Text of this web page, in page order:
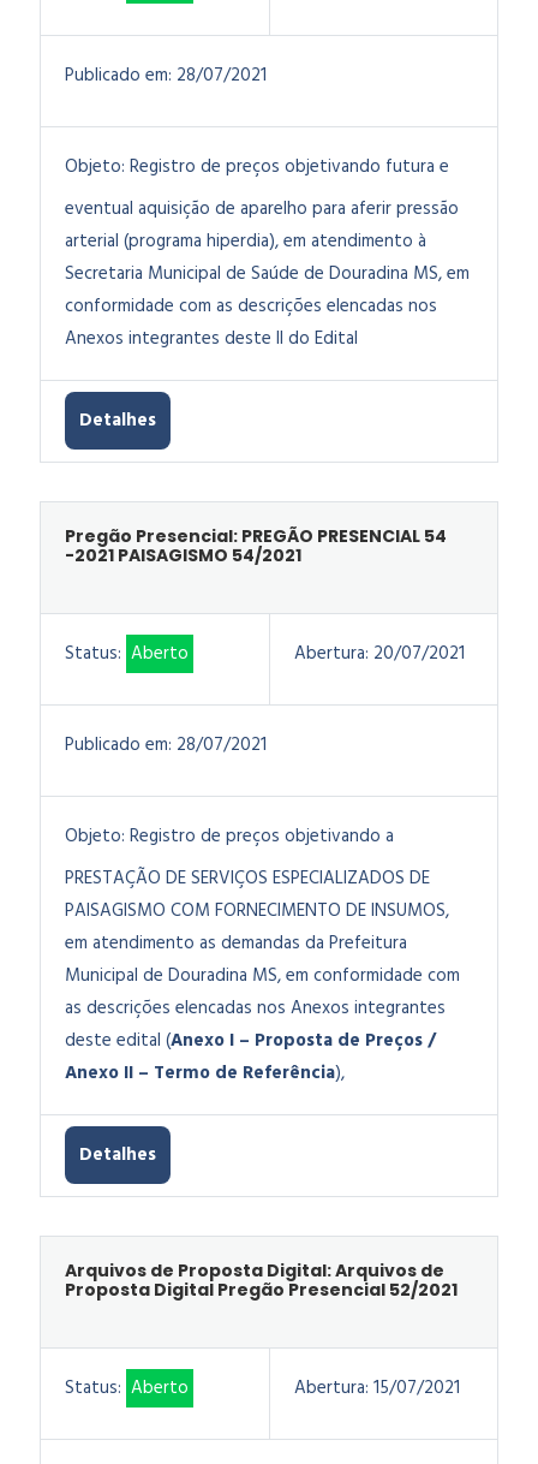
Publicado em: 28/07/2021
Objeto: Registro de preços objetivando futura e
eventual aquisição de aparelho para aferir pressão
arterial (programa hiperdia), em atendimento à
Secretaria Municipal de Saúde de Douradina MS, em
conformidade com as descrições elencadas nos
Anexos integrantes deste II do Edital
Detalhes
Pregão Presencial: PREGÃO PRESENCIAL 54
-2021 PAISAGISMO 54/2021
Status: Aberto Abertura: 20/07/2021
Publicado em: 28/07/2021
Objeto: Registro de preços objetivando a
PRESTAÇÃO DE SERVIÇOS ESPECIALIZADOS DE
PAISAGISMO COM FORNECIMENTO DE INSUMOS,
em atendimento as demandas da Prefeitura
Municipal de Douradina MS, em conformidade com
as descrições elencadas nos Anexos integrantes
deste edital (Anexo I – Proposta de Preços /
Anexo II – Termo de Referência),
Detalhes
Arquivos de Proposta Digital: Arquivos de
Proposta Digital Pregão Presencial 52/2021
Status: Aberto Abertura: 15/07/2021